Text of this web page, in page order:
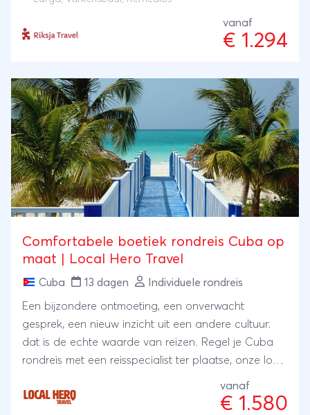
Larga staat bekend om het snorkelen in de
Varkensbaai, Trinidad laat je het lokale leven kennen
bewaarde geheim van Cuba en Varadero zorgt
voor een tropische afsluiter.
vanaf
€ 1.294
Comfortabele boetiek rondreis Cuba op
maat | Local Hero Travel
Cuba 13 dagen Individuele rondreis
Een bijzondere ontmoeting, een onverwacht
gesprek, een nieuw inzicht uit een andere cultuur:
dat is de echte waarde van reizen. Regel je Cuba
rondreis met een reisspecialist ter plaatse, onze local
kennis regelen zij je reis: kleinschalig en lokaal.
vanaf
€ 1.580